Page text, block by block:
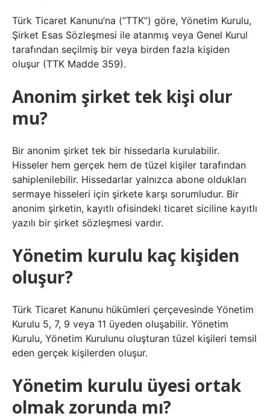
Türk Ticaret Kanunu’na (“TTK”) göre, Yönetim Kurulu,
Şirket Esas Sözleşmesi ile atanmış veya Genel Kurul
tarafından seçilmiş bir veya birden fazla kişiden
oluşur (TTK Madde 359).
Anonim şirket tek kişi olur
mu?
Bir anonim şirket tek bir hissedarla kurulabilir.
Hisseler hem gerçek hem de tüzel kişiler tarafından
sahiplenilebilir. Hissedarlar yalnızca abone oldukları
sermaye hisseleri için şirkete karşı sorumludur. Bir
anonim şirketin, kayıtlı ofisindeki ticaret siciline kayıtlı
yazılı bir şirket sözleşmesi vardır.
Yönetim kurulu kaç kişiden
oluşur?
Türk Ticaret Kanunu hükümleri çerçevesinde Yönetim
Kurulu 5, 7, 9 veya 11 üyeden oluşabilir. Yönetim
Kurulu, Yönetim Kurulunu oluşturan tüzel kişileri temsil
eden gerçek kişilerden oluşur.
Yönetim kurulu üyesi ortak
olmak zorunda mı?